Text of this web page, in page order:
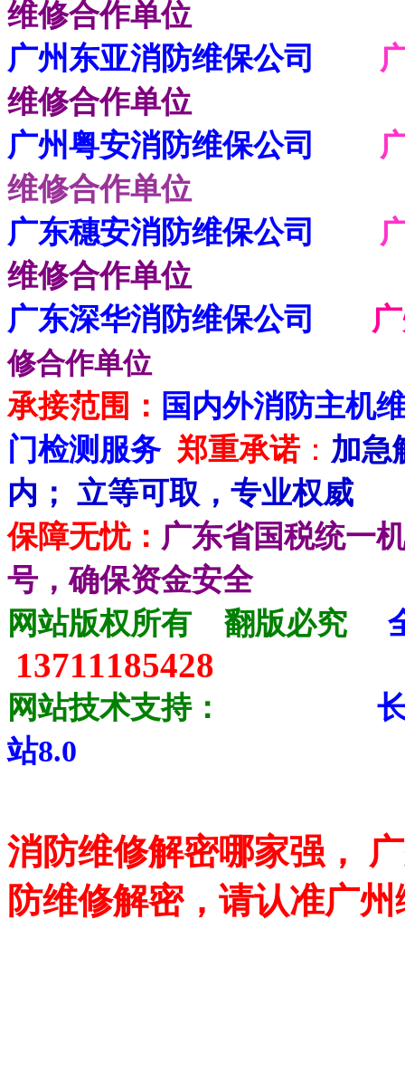
维修合作单位
广州东亚消防维保公司
广
维修合作单位
广州粤安消防维保公司
维修合作单位
广东穗安消防维保公司
维修合作单位
广东深华消防维保公司
修合作单位
承接范围： 国内外消防主机
门检测服务 郑重承诺： 加急
内； 立等可取，专业权威
保障无忧： 广东省国税统一
号，确保资金安全
网站版权所有 翻版必究
13711185428
网站技术支持：
站8.0
消防维修解密哪家强，
防维修解密，请认准广